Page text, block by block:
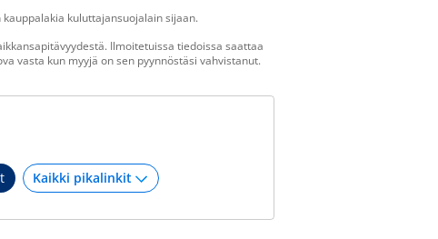
kuluttajansuojalain sijaan.
Ilmoitetuissa tiedoissa saattaa
vasta kun myyjä on sen pyynnöstäsi vahvistanut.